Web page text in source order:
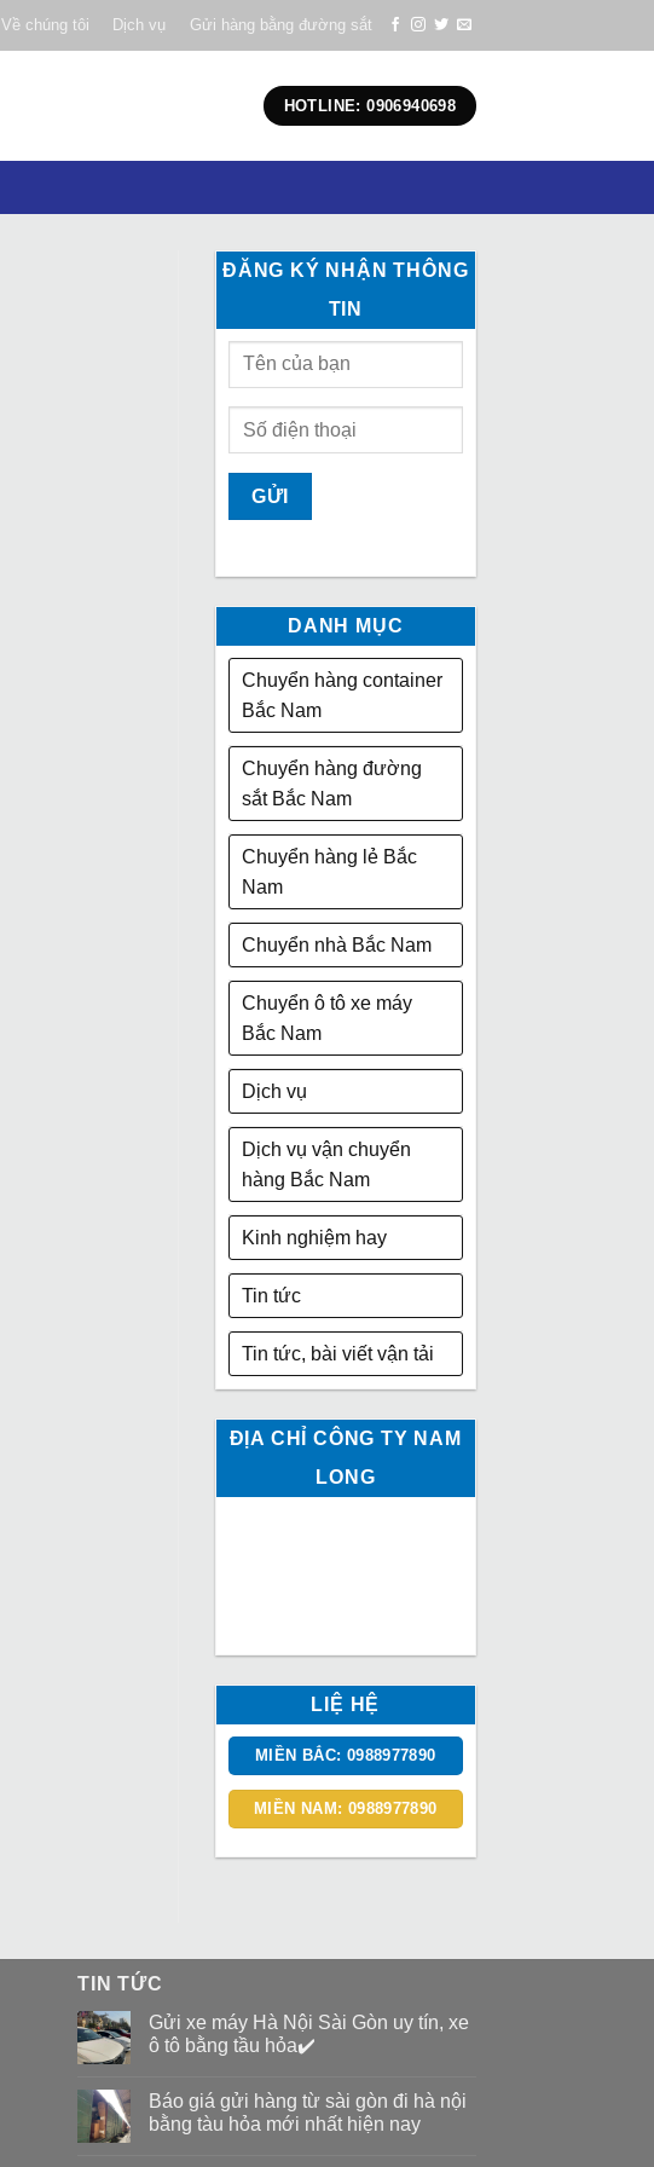
Về chúng tôi Dịch vụ Gửi hàng bằng đường sắt
HOTLINE: 0906940698
ĐĂNG KÝ NHẬN THÔNG
TIN
DANH MỤC
Chuyển hàng container
Bắc Nam
Chuyển hàng đường
sắt Bắc Nam
Chuyển hàng lẻ Bắc
Nam
Chuyển nhà Bắc Nam
Chuyển ô tô xe máy
Bắc Nam
Dịch vụ
Dịch vụ vận chuyển
hàng Bắc Nam
Kinh nghiệm hay
Tin tức
Tin tức, bài viết vận tải
ĐỊA CHỈ CÔNG TY NAM
LONG
LIỆ HỆ
MIỀN BẮC: 0988977890
MIỀN NAM: 0988977890
TIN TỨC
Gửi xe máy Hà Nội Sài Gòn uy tín, xe
ô tô bằng tầu hỏa✔️
Báo giá gửi hàng từ sài gòn đi hà nội
bằng tàu hỏa mới nhất hiện nay